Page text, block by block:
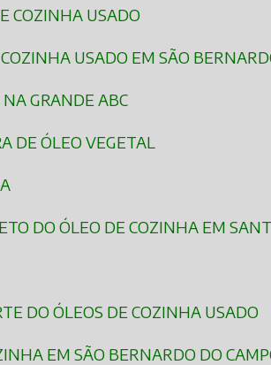
COZINHA USADO
COZINHA USADO EM SÃO
NA GRANDE ABC
DE ÓLEO VEGETAL
DO ÓLEO DE COZINHA EM
DO ÓLEOS DE COZINHA USADO
EM SÃO BERNARDO DO